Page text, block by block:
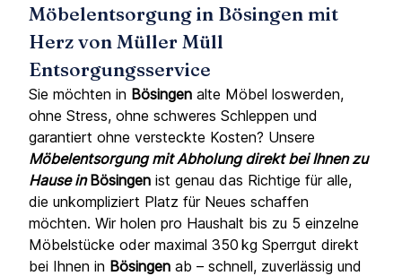
Möbelentsorgung in Bösingen mit
Herz von Müller Müll
Entsorgungsservice
Sie möchten in Bösingen alte Möbel loswerden,
ohne Stress, ohne schweres Schleppen und
garantiert ohne versteckte Kosten? Unsere
Möbelentsorgung mit Abholung direkt bei Ihnen zu
Hause inBösingen ist genau das Richtige für alle,
die unkompliziert Platz für Neues schaffen
möchten. Wir holen pro Haushalt bis zu 5 einzelne
Möbelstücke oder maximal 350 kg Sperrgut direkt
bei Ihnen in Bösingen ab – schnell, zuverlässig und